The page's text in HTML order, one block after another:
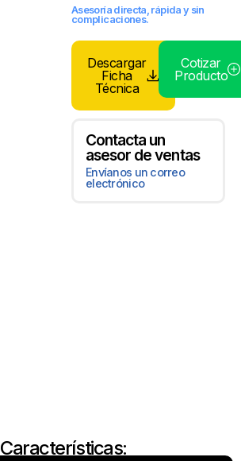
Asesoría directa, rápida y sin
complicaciones.
Descargar
Ficha
Técnica
Cotizar
Producto
Contacta un
asesor de ventas
Envíanos un correo
electrónico
Características: